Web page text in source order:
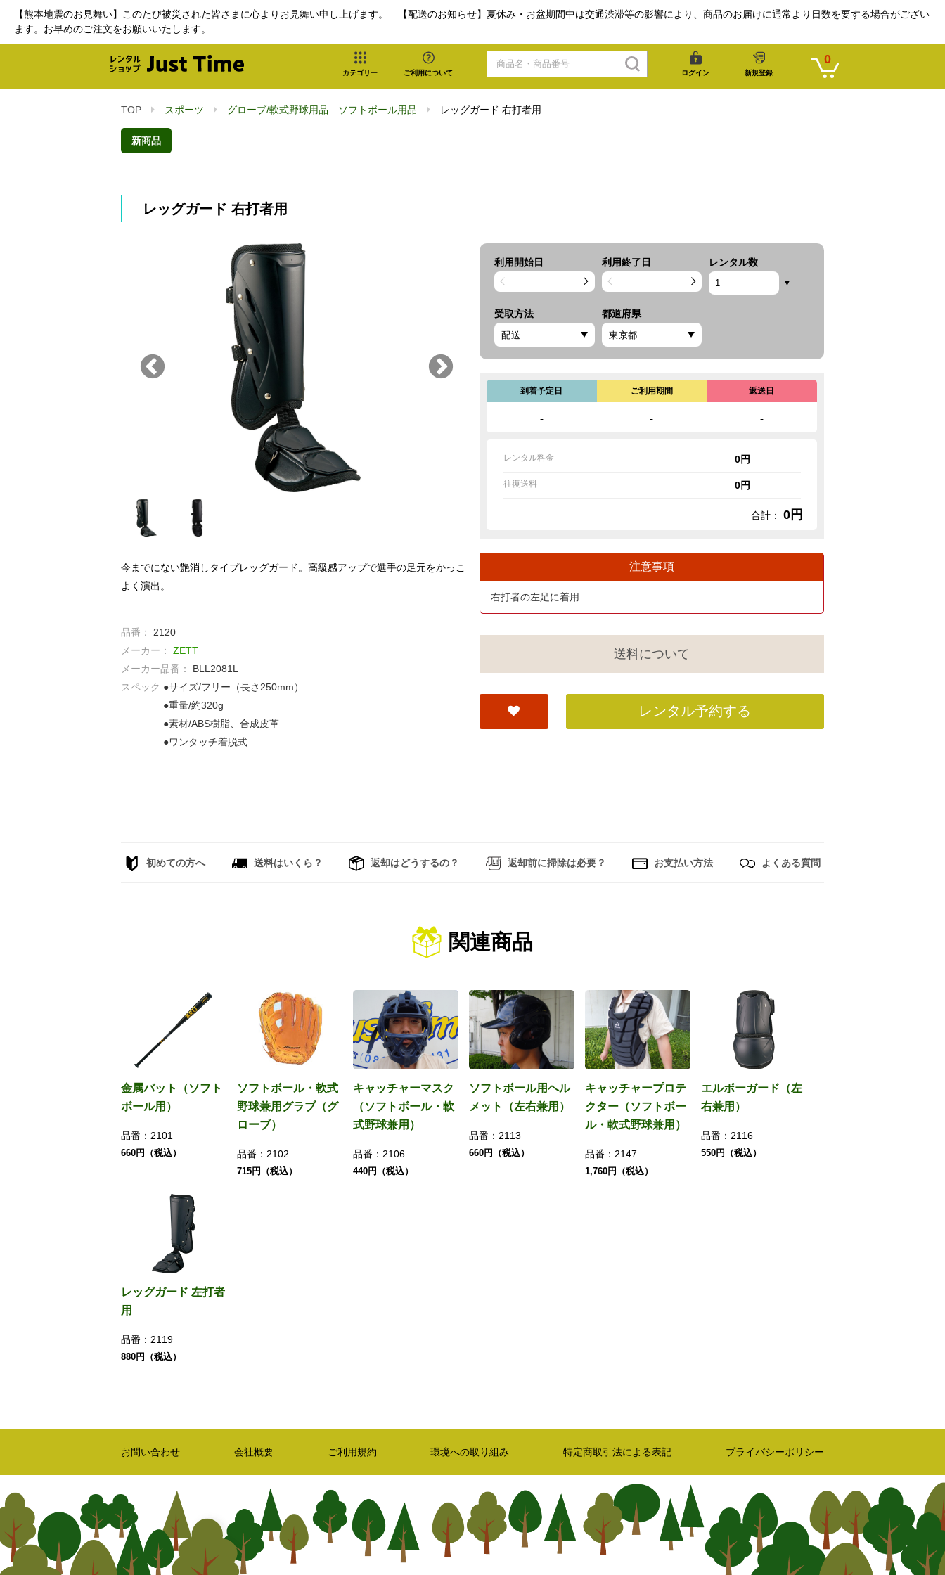
【熊本地震のお見舞い】このたび被災された皆さまに心よりお見舞い申し上げます。 【配送のお知らせ】夏休み・お盆期間中は交通渋滞等の影響により、商品のお届けに通常より日数を要する場合がござい
ます。お早めのご注文をお願いいたします。
カテゴリー ご利用について ログイン 新規登録
0
TOP スポーツ グローブ/軟式野球用品 ソフトボール用品 レッグガード 右打者用
新商品
レッグガード 右打者用
今までにない艶消しタイプレッグガード。高級感アップで選手の足元をかっこ
よく演出。
品番：
2120
メーカー：
ZETT
メーカー品番：
BLL2081L
スペック ●サイズ/フリー（長さ250mm）
●重量/約320g
●素材/ABS樹脂、合成皮革
●ワンタッチ着脱式
利用開始日 利用終了日 レンタル数
受取方法 都道府県
到着予定日
-
ご利用期間
-
返送日
-
レンタル料金 0円
往復送料 0円
合計： 0円
注意事項
右打者の左足に着用
送料について
レンタル予約する
初めての方へ 送料はいくら？ 返却はどうするの？ 返却前に掃除は必要？ お支払い方法 よくある質問
関連商品
金属バット（ソフト
ボール用）
品番： 2101
660円（税込）
ソフトボール・軟式
野球兼用グラブ（グ
ローブ）
品番： 2102
715円（税込）
キャッチャーマスク
（ソフトボール・軟
式野球兼用）
品番： 2106
440円（税込）
ソフトボール用ヘル
メット（左右兼用）
品番： 2113
660円（税込）
キャッチャープロテ
クター（ソフトボー
ル・軟式野球兼用）
品番： 2147
1,760円（税込）
エルボーガード（左
右兼用）
品番： 2116
550円（税込）
レッグガード 左打者
用
品番： 2119
880円（税込）
お問い合わせ 会社概要 ご利用規約 環境への取り組み 特定商取引法による表記 プライバシーポリシー